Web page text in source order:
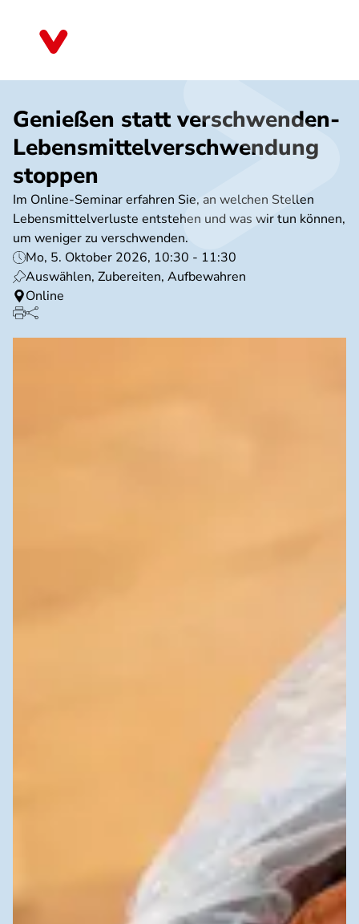
Genießen statt verschwenden-
Lebensmittelverschwendung
stoppen
Im Online-Seminar erfahren Sie, an welchen Stellen
Lebensmittelverluste entstehen und was wir tun können,
um weniger zu verschwenden.
Mo, 5. Oktober 2026, 10:30 - 11:30
Auswählen, Zubereiten, Aufbewahren
Online